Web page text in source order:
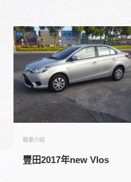
租車介紹
豐田2017年new Vlos